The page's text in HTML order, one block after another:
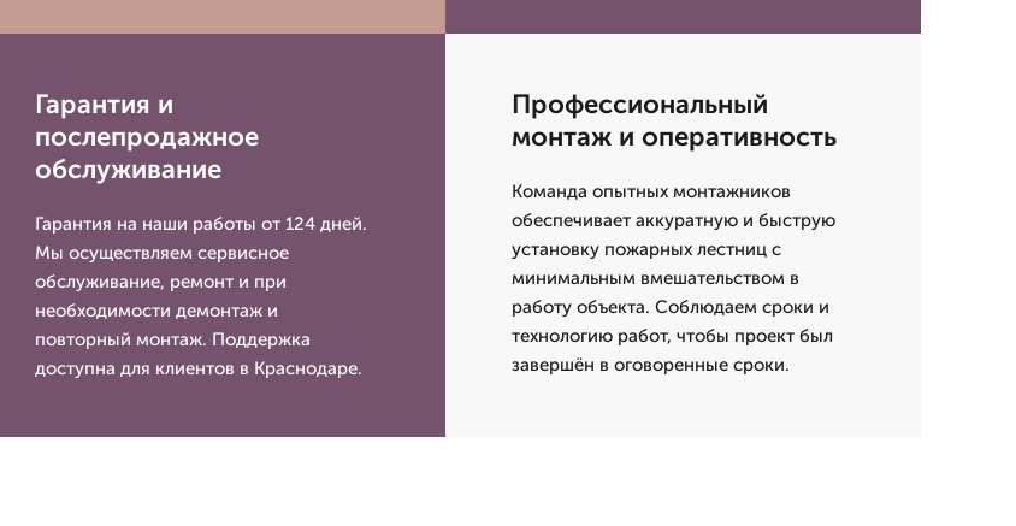
Гарантия и
послепродажное
обслуживание
Гарантия на наши работы от 124 дней.
Мы осуществляем сервисное
обслуживание, ремонт и при
необходимости демонтаж и
повторный монтаж. Поддержка
доступна для клиентов в Краснодаре.
Профессиональный
монтаж и оперативность
Команда опытных монтажников
обеспечивает аккуратную и быструю
установку пожарных лестниц с
минимальным вмешательством в
работу объекта. Соблюдаем сроки и
технологию работ, чтобы проект был
завершён в оговоренные сроки.